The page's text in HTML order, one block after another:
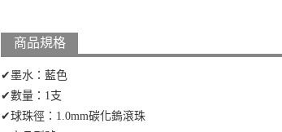
商品規格
✔墨水：藍色
✔數量：1支
✔球珠徑：1.0mm碳化鎢滾珠